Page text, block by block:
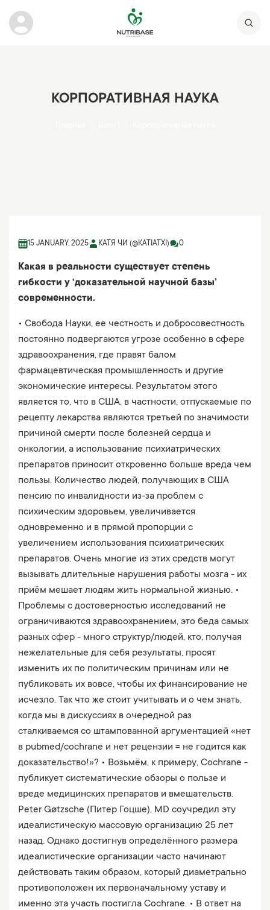
КОРПОРАТИВНАЯ НАУКА
15 JANUARY, 2025 КАТЯ ЧИ (@KATIATXI) 0
Какая в реальности существует степень
гибкости у ‘доказательной научной базы’
современности.
• Свобода Науки, ее честность и добросовестность
постоянно подвергаются угрозе особенно в сфере
здравоохранения, где правят балом
фармацевтическая промышленность и другие
экономические интересы. Результатом этого
является то, что в США, в частности, отпускаемые по
рецепту лекарства являются третьей по значимости
причиной смерти после болезней сердца и
онкологии, а использование психиатрических
препаратов приносит откровенно больше вреда чем
пользы. Количество людей, получающих в США
пенсию по инвалидности из-за проблем с
психическим здоровьем, увеличивается
одновременно и в прямой пропорции с
увеличением использования психиатрических
препаратов. Очень многие из этих средств могут
вызывать длительные нарушения работы мозга - их
приём мешает людям жить нормальной жизнью. •
Проблемы с достоверностью исследований не
ограничиваются здравоохранением, это беда самых
разных сфер - много структур/людей, кто, получая
нежелательные для себя результаты, просят
изменить их по политическим причинам или не
публиковать их вовсе, чтобы их финансирование не
исчезло. Так что же стоит учитывать и о чем знать,
когда мы в дискуссиях в очередной раз
сталкиваемся со штампованной аргументацией «нет
в pubmed/cochrane и нет рецензии = не годится как
доказательство!»? • Возьмём, к примеру, Cochrane -
публикует систематические обзоры о пользе и
вреде медицинских препаратов и вмешательств.
Peter Gøtzsche (Питер Гоцше), MD соучредил эту
идеалистическую массовую организацию 25 лет
назад. Однако достигнув определённого размера
идеалистические организации часто начинают
действовать таким образом, который диаметрально
противоположен их первоначальному уставу и
именно эта участь постигла Cochrane. • В ответ на